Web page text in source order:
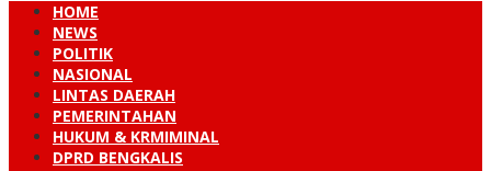
HOME
NEWS
POLITIK
NASIONAL
LINTAS DAERAH
PEMERINTAHAN
HUKUM & KRMIMINAL
DPRD BENGKALIS